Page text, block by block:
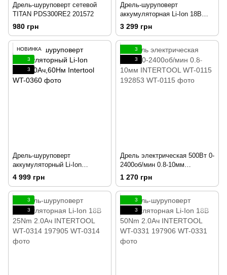
Дрель-шуруповерт сетевой
TITAN PDS300RE2 201572
980 грн
Дрель-шуруповерт
аккумуляторная Li-Ion 18В
35Nm 1.5Ач INTERTOOL WT-
0328 192862
3 299 грн
НОВИНКА
3
3
Дрель-шуруповерт
аккумуляторный Li-Ion
20В,2.0Ач,60Нм Intertool
4 999 грн
3
3
Дрель электрическая 500Вт 0-
2400об/мин 0.8-10мм
INTERTOOL WT-0115 192853
1 270 грн
3
3
3
3